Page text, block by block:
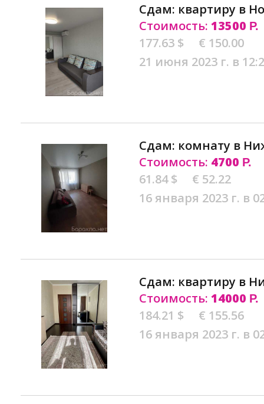
Сдам: квартиру в
Стоимость: 13500 Р.
177.63 $
€ 150.00
21 июня 2023 г. в
Сдам: комнату в
Стоимость: 4700 Р.
61.84 $
€ 52.22
16 января 2023 г. в
Сдам: квартиру в
Стоимость: 14000 Р.
184.21 $
€ 155.56
16 января 2023 г. в